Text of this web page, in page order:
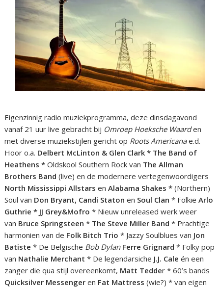
Eigenzinnig radio muziekprogramma, deze dinsdagavond
vanaf 21 uur live gebracht bij Omroep Hoeksche Waarden
met diverse muziekstijlen gericht op Roots Americanae.d.
Hoor o.a. Delbert McLinton & Glen Clark * The Band of
Heathens *Oldskool Southern Rock van The Allman
Brothers Band(live) en de modernere vertegenwoordigers
North Mississippi Allstarsen Alabama Shakes * (Northern)
Soul van Don Bryant, Candi Staton en Soul Clan * FolkieArlo
Guthrie * JJ Grey&Mofro * Nieuw unreleased werk weer
van Bruce Springsteen * The Steve Miller Band* Prachtige
harmonien van de Folk Bitch Trio * Jazzy Soulblues van Jon
Batiste * De Belgische Bob Dylan Ferre Grignard * Folky pop
van Nathalie Merchant * De legendarsiche J.J. Cale én een
zanger die qua stijl overeenkomt, Matt Tedder * 60’s bands
Quicksilver Messenger en Fat Mattress (wie?) * van eigen